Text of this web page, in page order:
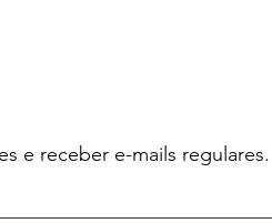
e receber e-mails regulares.